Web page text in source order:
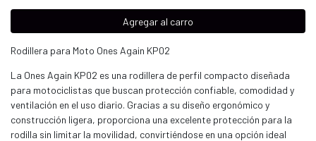
Agregar al carro
Rodillera para Moto Ones Again KP02
La Ones Again KP02 es una rodillera de perfil compacto diseñada
para motociclistas que buscan protección confiable, comodidad y
ventilación en el uso diario. Gracias a su diseño ergonómico y
construcción ligera, proporciona una excelente protección para la
rodilla sin limitar la movilidad, convirtiéndose en una opción ideal